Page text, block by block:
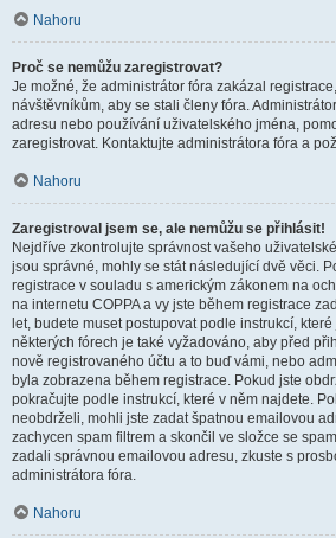
Nahoru
Proč se nemůžu zaregistrovat?
Je možné, že administrátor fóra zakázal
návštěvníkům, aby se stali členy fóra.
adresu nebo používání uživatelského jména,
zaregistrovat. Kontaktujte administrátora fóra a
Nahoru
Zaregistroval jsem se, ale nemůžu se přihlásit!
Nejdříve zkontrolujte správnost vašeho
jsou správné, mohly se stát následující dvě věci.
registrace v souladu s americkým zákonem na
na internetu COPPA a vy jste během registrace
let, budete muset postupovat podle instrukcí,
některých fórech je také vyžadováno, aby před
nově registrovaného účtu a to buď vámi, nebo
byla zobrazena během registrace. Pokud jste
pokračujte podle instrukcí, které v něm najdete.
neobdrželi, mohli jste zadat špatnou emailovou
zachycen spam filtrem a skončil ve složce se
zadali správnou emailovou adresu, zkuste s
administrátora fóra.
Nahoru